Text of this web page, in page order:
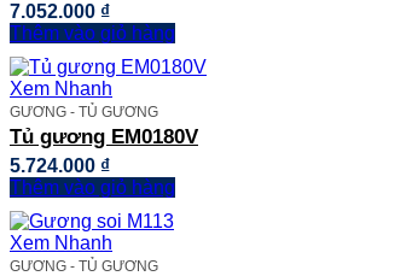
7.052.000 ₫
Thêm vào giỏ hàng
Xem Nhanh
GƯƠNG - TỦ GƯƠNG
Tủ gương EM0180V
5.724.000 ₫
Thêm vào giỏ hàng
Xem Nhanh
GƯƠNG - TỦ GƯƠNG